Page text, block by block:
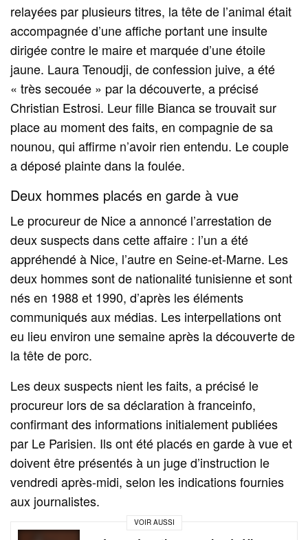
relayées par plusieurs titres, la tête de l’animal était
accompagnée d’une affiche portant une insulte
dirigée contre le maire et marquée d’une étoile
jaune. Laura Tenoudji, de confession juive, a été
« très secouée » par la découverte, a précisé
Christian Estrosi. Leur fille Bianca se trouvait sur
place au moment des faits, en compagnie de sa
nounou, qui affirme n’avoir rien entendu. Le couple
a déposé plainte dans la foulée.
Deux hommes placés en garde à vue
Le procureur de Nice a annoncé l’arrestation de
deux suspects dans cette affaire : l’un a été
appréhendé à Nice, l’autre en Seine-et-Marne. Les
deux hommes sont de nationalité tunisienne et sont
nés en 1988 et 1990, d’après les éléments
communiqués aux médias. Les interpellations ont
eu lieu environ une semaine après la découverte de
la tête de porc.
Les deux suspects nient les faits, a précisé le
procureur lors de sa déclaration à franceinfo,
confirmant des informations initialement publiées
par Le Parisien. Ils ont été placés en garde à vue et
doivent être présentés à un juge d’instruction le
vendredi après-midi, selon les indications fournies
aux journalistes.
VOIR AUSSI